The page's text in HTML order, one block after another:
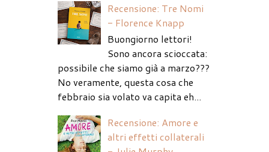
Recensione: Tre Nomi
- Florence Knapp
Buongiorno lettori!
Sono ancora scioccata:
possibile che siamo già a marzo???
No veramente, questa cosa che
febbraio sia volato va capita eh...
Recensione: Amore e
altri effetti collaterali